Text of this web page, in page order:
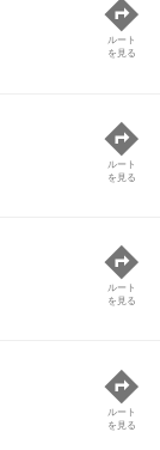
ルート
を見る
ルート
を見る
ルート
を見る
ルート
を見る